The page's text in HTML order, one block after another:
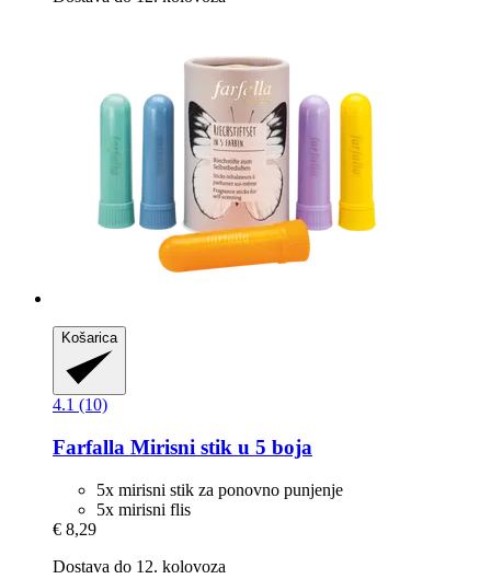
Košarica
4.1 (10)
Farfalla Mirisni stik u 5 boja
5x mirisni stik za ponovno punjenje
5x mirisni flis
€ 8,29
Dostava do 12. kolovoza